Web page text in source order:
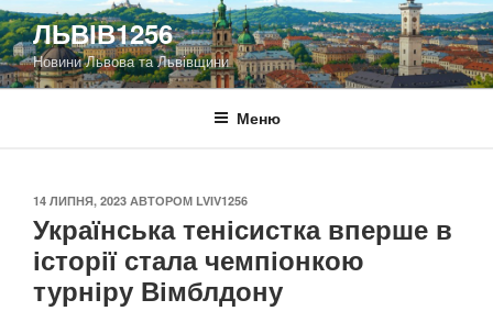
Перейти
до
вмісту
ЛЬВІВ1256
Новини Львова та Львівщини
Меню
ОПУБЛІКОВАНО
14 ЛИПНЯ, 2023 АВТОРОМ LVIV1256
Українська тенісистка вперше в
історії стала чемпіонкою
турніру Вімблдону